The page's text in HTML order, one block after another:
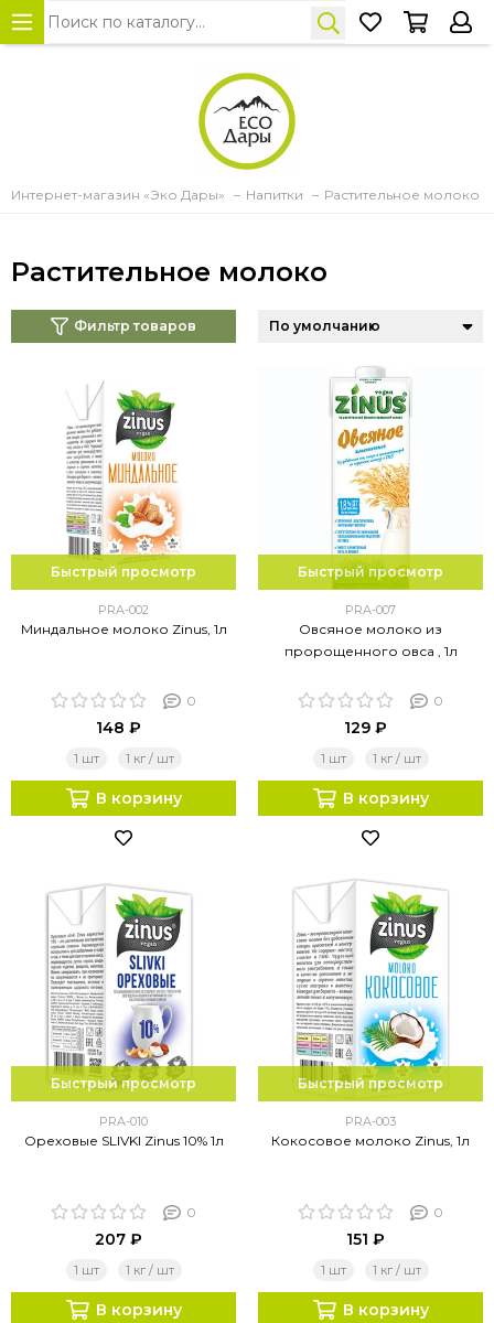
Интернет-магазин «Эко Дары» Напитки Растительное молоко
Растительное молоко
Фильтр товаров
Быстрый просмотр
PRA-002
Миндальное молоко Zinus, 1л
0
148 ₽
1 шт 1 кг / шт
В корзину
Быстрый просмотр
PRA-007
Овсяное молоко из
пророщенного овса , 1л
0
129 ₽
1 шт 1 кг / шт
В корзину
Быстрый просмотр
PRA-010
Ореховые SLIVKI Zinus 10% 1л
0
207 ₽
1 шт 1 кг / шт
В корзину
Быстрый просмотр
PRA-003
Кокосовое молоко Zinus, 1л
0
151 ₽
1 шт 1 кг / шт
В корзину